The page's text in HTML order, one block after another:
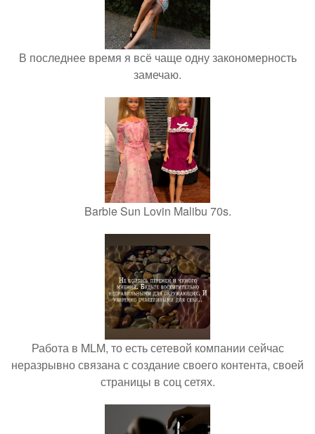
В последнее время я всё чаще одну закономерность
замечаю.
Barbie Sun Lovin Malibu 70s.
Работа в MLM, то есть сетевой компании сейчас
неразрывно связана с создание своего контента, своей
страницы в соц сетях.